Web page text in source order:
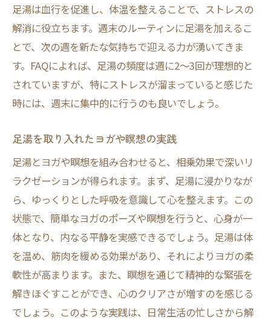
足湯は血行を促進し、体温を整えることで、ストレスの
解消に役立ちます。週末のルーティンに足湯を加えるこ
とで、次の週を新たな気持ちで迎える力が湧いてきま
す。FAQによれば、足湯の頻度は週に2〜3回が理想的と
されていますが、特にストレスが溜まっていると感じた
時には、週末に集中的に行うのも良いでしょう。
足湯を取り入れたヨガや瞑想の実践
足湯とヨガや瞑想を組み合わせると、相乗効果で深いリ
ラクゼーションが得られます。まず、足湯に浸かりなが
ら、ゆっくりとした呼吸を意識して心を整えます。この
状態で、簡単なヨガのポーズや瞑想を行うと、心身が一
体となり、内なる平静を実感できるでしょう。足湯は体
を温め、筋肉を緩める効果があり、それによりヨガの柔
軟性が高まります。また、瞑想を通じて精神的な緊張を
解きほぐすことができ、心のクリアさが増すのを感じる
でしょう。このような実践は、日常生活の忙しさから解